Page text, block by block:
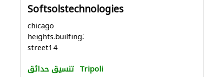
Softsolstechnologies
chicago
heights.builfing26
street14
تنسيق حدائق Tripoli